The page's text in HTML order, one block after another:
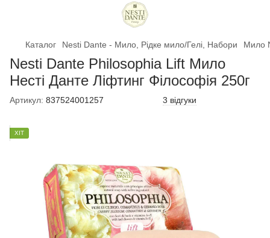
Каталог Nesti Dante - Мило, Рідке мило/Гелі, Набори Мило
Nesti Dante Philosophia Lift Мило
Несті Данте Ліфтинг Філософія 250г
Артикул: 837524001257 3 відгуки
ХІТ